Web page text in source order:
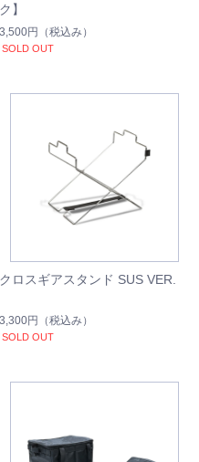
ク】
3,500円 （税込み）
SOLD OUT
クロスギアスタンド SUS VER.
3,300円 （税込み）
SOLD OUT